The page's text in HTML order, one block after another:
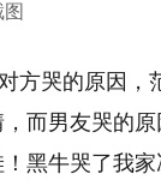
方哭的原因，
而男友哭的
黑牛哭了我家